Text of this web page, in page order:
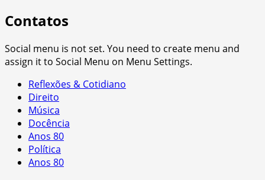
Contatos
Social menu is not set. You need to create menu and
assign it to Social Menu on Menu Settings.
Reflexões & Cotidiano
Direito
Música
Docência
Anos 80
Política
Anos 80